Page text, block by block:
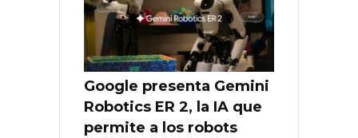
Google presenta Gemini
Robotics ER 2, la IA que
permite a los robots